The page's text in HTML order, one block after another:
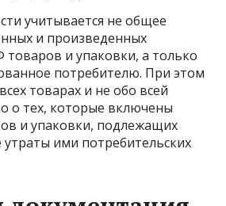
учитывается не общее
и произведенных
и упаковки, а только
потребителю. При этом
товарах и не обо всей
о тех, которые включены
и упаковки, подлежащих
утраты ими потребительских